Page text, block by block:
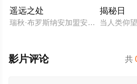
遥远之处
瑞秋·布罗斯纳安加盟安东尼·拉莫斯
揭秘日
当人类仰
共
影片评论